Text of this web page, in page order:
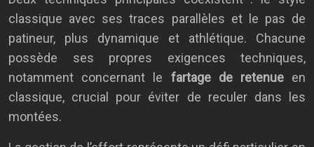
classique avec ses traces parallèles et le pas de
patineur, plus dynamique et athlétique. Chacune
possède ses propres exigences techniques,
notamment concernant le fartage de retenueen
classique, crucial pour éviter de reculer dans les
montées.